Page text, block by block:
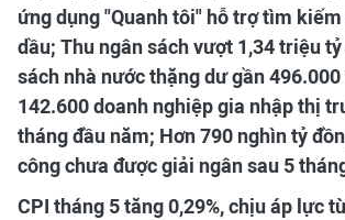
ứng dụng "Quanh tôi" hỗ trợ tìm
dầu; Thu ngân sách vượt 1,34 triệu
sách nhà nước thặng dư gần
142.600 doanh nghiệp gia nhập thị
tháng đầu năm; Hơn 790 nghìn tỷ
công chưa được giải ngân sau 5
CPI tháng 5 tăng 0,29%, chịu áp lực